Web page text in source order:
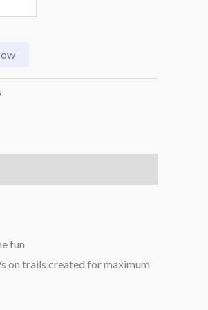
fun
on trails created for maximum